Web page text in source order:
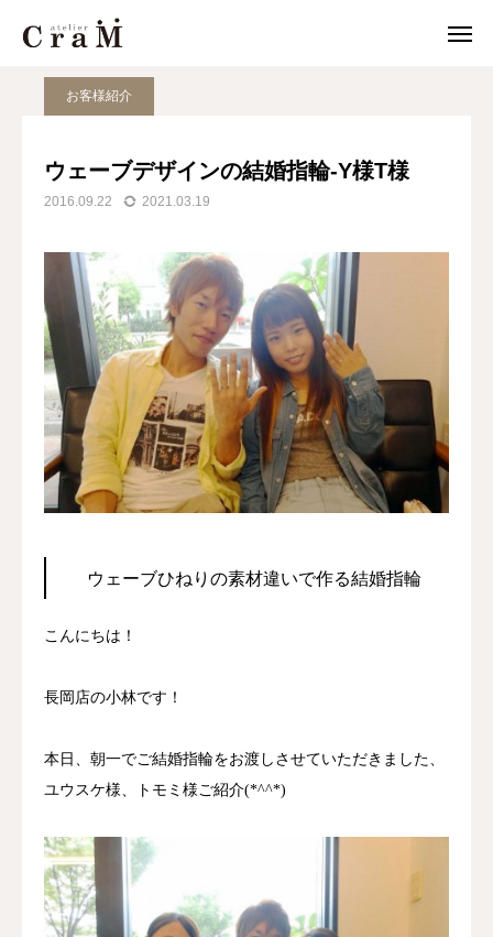
JOURNAL ウェーブデザインの結婚指輪-Y様T様
お客様紹介
ウェーブデザインの結婚指輪-Y様T様
2016.09.22 2021.03.19
ウェーブひねりの素材違いで作る結婚指輪
こんにちは！
長岡店の小林です！
本日、朝一でご結婚指輪をお渡しさせていただきました、
ユウスケ様、トモミ様ご紹介(*^^*)
LINE
結婚指輪
婚約指輪
セットリング
ジュエリー
CraMについて
オンライン
来店予約